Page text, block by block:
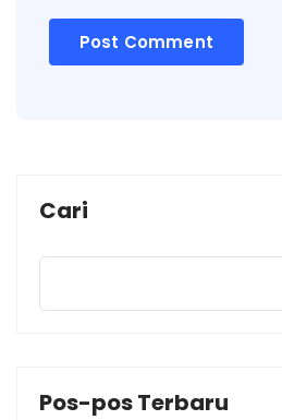
Cari
Pos-pos Terbaru